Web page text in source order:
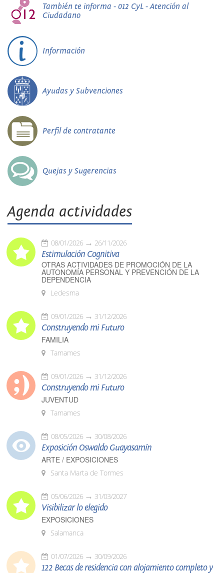
También te informa - 012 CyL - Atención al
Ciudadano
Información
Ayudas y Subvenciones
Perfil de contratante
Quejas y Sugerencias
Agenda actividades
08/01/2026 26/11/2026
Estimulación Cognitiva
OTRAS ACTIVIDADES DE PROMOCIÓN DE LA
AUTONOMÍA PERSONAL Y PREVENCIÓN DE LA
DEPENDENCIA
Ledesma
09/01/2026 31/12/2026
Construyendo mi Futuro
FAMILIA
Tamames
09/01/2026 31/12/2026
Construyendo mi Futuro
JUVENTUD
Tamames
08/05/2026 30/08/2026
Exposición Oswaldo Guayasamín
ARTE / EXPOSICIONES
Santa Marta de Tormes
05/06/2026 31/03/2027
Visibilizar lo elegido
EXPOSICIONES
Salamanca
01/07/2026 30/09/2026
122 Becas de residencia con alojamiento completo y